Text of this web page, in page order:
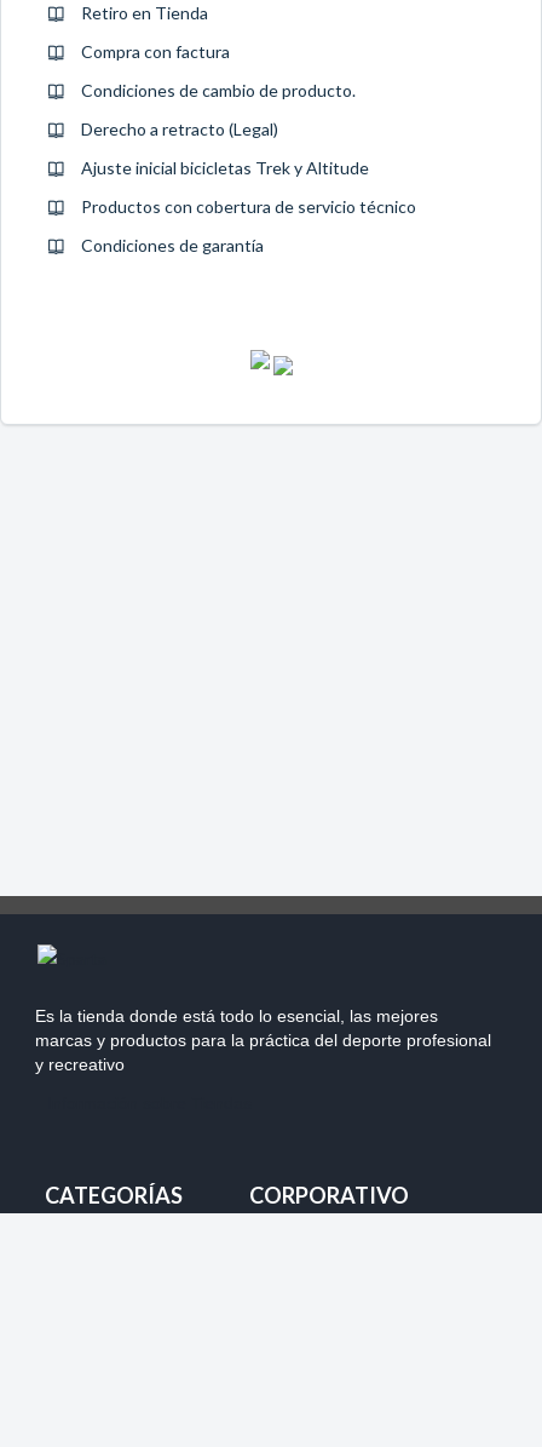
Retiro en Tienda
Compra con factura
Condiciones de cambio de producto.
Derecho a retracto (Legal)
Ajuste inicial bicicletas Trek y Altitude
Productos con cobertura de servicio técnico
Condiciones de garantía
Es la tienda donde está todo lo esencial, las mejores
marcas y productos para la práctica del deporte profesional
y recreativo
CATEGORÍAS CORPORATIVO